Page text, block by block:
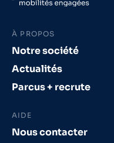
À PROPOS
Notre société
Actualités
Parcus + recrute
AIDE
Nous contacter